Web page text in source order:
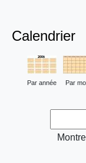
Calendrier
Par année Par